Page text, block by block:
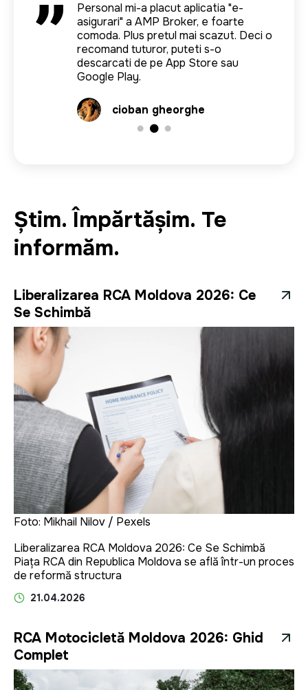
Страхую здесь машину много лет.
Обязаловка, каско, гринкарты. я
люблю все делать удаленно. а у ING
брокера свое приложение, все
заказываю через него. удобно.
рекомендую!
Alex Drambulco
Personal mi-a placut aplicatia "e-
asigurari" a AMP Broker, e foarte
comoda. Plus pretul mai scazut. Deci o
recomand tuturor, puteti s-o
descarcati de pe App Store sau
Google Play.
cioban gheorghe
Mi-a placut ca nu am pierdut mult timp
la voi. Urasc cind sunt tinuta cu orele
si pierd din timpul atit de pretios.
Carolina Roman
Știm. Împărtășim. Te
informăm.
Liberalizarea RCA Moldova 2026: Ce
Se Schimbă
Foto: Mikhail Nilov / Pexels
Liberalizarea RCA Moldova 2026: Ce Se Schimbă
Piața RCA din Republica Moldova se află într-un proces
de reformă structura
21.04.2026
RCA Motocicletă Moldova 2026: Ghid
Complet